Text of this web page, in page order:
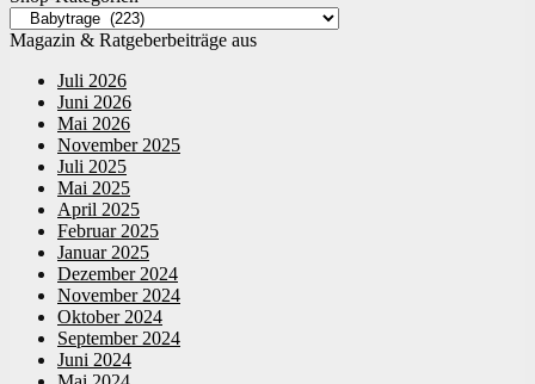
Magazin & Ratgeberbeiträge aus
Juli 2026
Juni 2026
Mai 2026
November 2025
Juli 2025
Mai 2025
April 2025
Februar 2025
Januar 2025
Dezember 2024
November 2024
Oktober 2024
September 2024
Juni 2024